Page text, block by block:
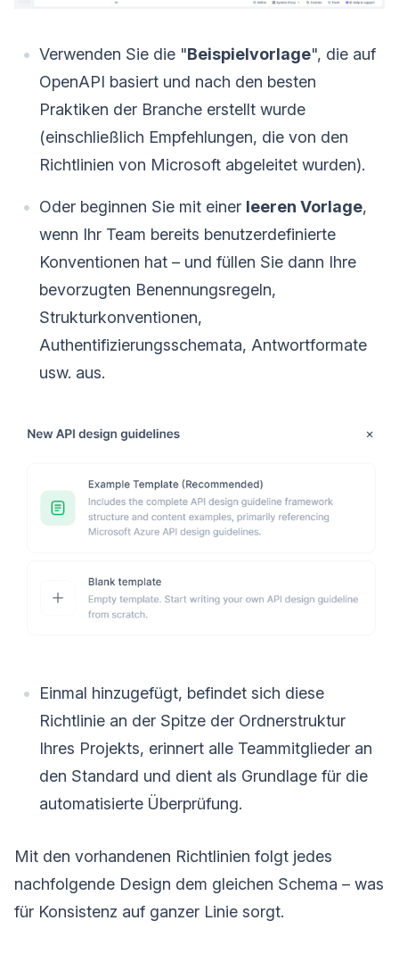
Verwenden Sie die "Beispielvorlage", die auf
OpenAPI basiert und nach den besten
Praktiken der Branche erstellt wurde
(einschließlich Empfehlungen, die von den
Richtlinien von Microsoft abgeleitet wurden).
Oder beginnen Sie mit einer leeren Vorlage,
wenn Ihr Team bereits benutzerdefinierte
Konventionen hat – und füllen Sie dann Ihre
bevorzugten Benennungsregeln,
Strukturkonventionen,
Authentifizierungsschemata, Antwortformate
usw. aus.
Einmal hinzugefügt, befindet sich diese
Richtlinie an der Spitze der Ordnerstruktur
Ihres Projekts, erinnert alle Teammitglieder an
den Standard und dient als Grundlage für die
automatisierte Überprüfung.
Mit den vorhandenen Richtlinien folgt jedes
nachfolgende Design dem gleichen Schema – was
für Konsistenz auf ganzer Linie sorgt.